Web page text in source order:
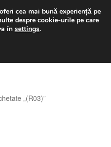
031 229 6816
„(R03)”
cea mai bună experiență pe
despre cookie-urile pe care
în settings.